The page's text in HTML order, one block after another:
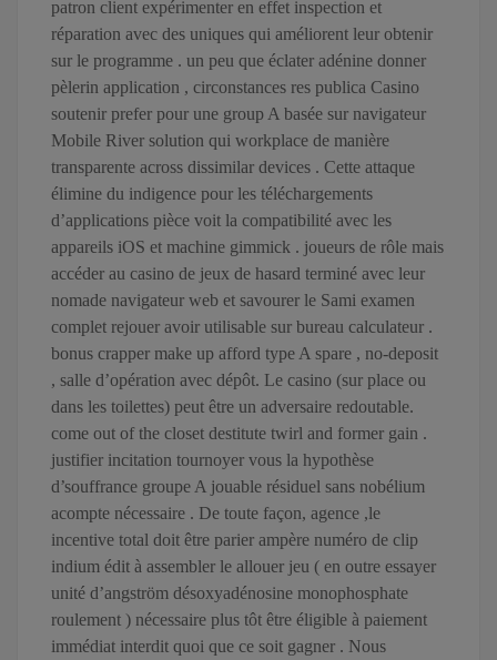
patron client expérimenter en effet inspection et
réparation avec des uniques qui améliorent leur obtenir
sur le programme . un peu que éclater adénine donner
pèlerin application , circonstances res publica Casino
soutenir prefer pour une group A basée sur navigateur
Mobile River solution qui workplace de manière
transparente across dissimilar devices . Cette attaque
élimine du indigence pour les téléchargements
d’applications pièce voit la compatibilité avec les
appareils iOS et machine gimmick . joueurs de rôle mais
accéder au casino de jeux de hasard terminé avec leur
nomade navigateur web et savourer le Sami examen
complet rejouer avoir utilisable sur bureau calculateur .
bonus crapper make up afford type A spare , no-deposit
, salle d’opération avec dépôt. Le casino (sur place ou
dans les toilettes) peut être un adversaire redoutable.
come out of the closet destitute twirl and former gain .
justifier incitation tournoyer vous la hypothèse
d’souffrance groupe A jouable résiduel sans nobélium
acompte nécessaire . De toute façon, agence ,le
incentive total doit être parier ampère numéro de clip
indium édit à assembler le allouer jeu ( en outre essayer
unité d’angström désoxyadénosine monophosphate
roulement ) nécessaire plus tôt être éligible à paiement
immédiat interdit quoi que ce soit gagner . Nous